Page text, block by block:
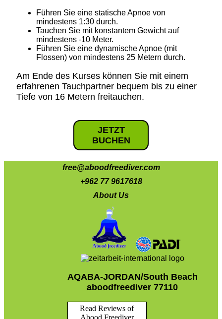
Führen Sie eine statische Apnoe von
mindestens 1:30 durch.
Tauchen Sie mit konstantem Gewicht auf
mindestens -10 Meter.
Führen Sie eine dynamische Apnoe (mit
Flossen) von mindestens 25 Metern durch.
Am Ende des Kurses können Sie mit einem
erfahrenen Tauchpartner bequem bis zu einer
Tiefe von 16 Metern freitauchen.
JETZT
BUCHEN
free@aboodfreediver.com
+962 77 9617618
About Us
AQABA-JORDAN/South Beach
aboodfreediver 77110
Read Reviews of
Abood Freediver